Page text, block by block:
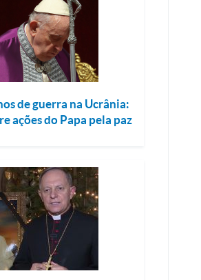
de guerra na Ucrânia:
ações do Papa pela paz